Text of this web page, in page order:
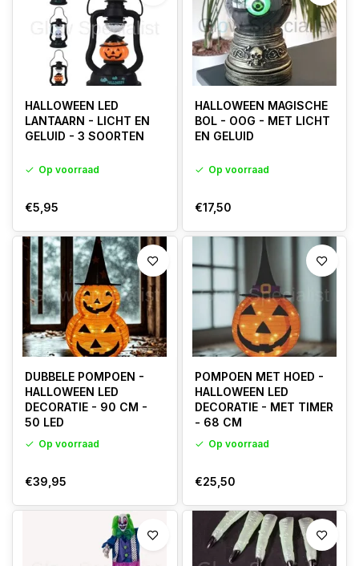
OntdekLED decoratie,bewegende figuren,professionele
schmink,glow-in-the-dark accessoiresenHalloween
maskersmet EL‑wire of UV‑effecten . Perfect voor feesten,
trick‑or‑treat, thema-avonden en tuindecoratie .
HALLOWEEN LED
LANTAARN - LICHT EN
GELUID - 3 SOORTEN
Op voorraad
€5,95
HALLOWEEN MAGISCHE
BOL - OOG - MET LICHT
EN GELUID
Op voorraad
€17,50
DUBBELE POMPOEN -
HALLOWEEN LED
DECORATIE - 90 CM -
50 LED
Op voorraad
€39,95
POMPOEN MET HOED -
HALLOWEEN LED
DECORATIE - MET TIMER
- 68 CM
Op voorraad
€25,50